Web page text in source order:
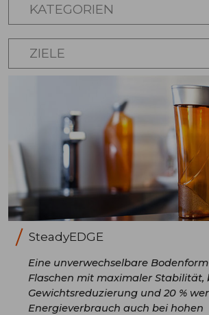
KATEGORIEN
ZIELE
SteadyEDGE
Eine unverwechselbare
Flaschen mit maximaler Stabilität,
Gewichtsreduzierung und 20 %
Energieverbrauch auch bei hohen